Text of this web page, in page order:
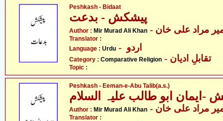
Peshkash - Bidaat
پیشکش - بدعت
Author : Mir Murad Ali Khan میر مراد علی خان
Translator :
Language : Urdu
Category : Comparative Religion - تقابلِ ادیان
Topic :
Peshkash - Eeman-e-Abu Talib(a.s.)
-ایمان ابو طالب علیہ السلام
Author : Mir Murad Ali Khan میر مراد علی خان
Translator :